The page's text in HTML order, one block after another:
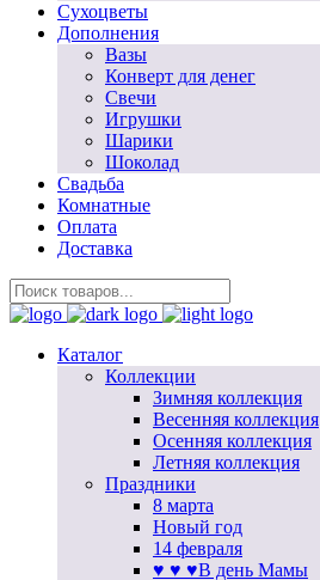
Сухоцветы
Дополнения
Вазы
Конверт для денег
Свечи
Игрушки
Шарики
Шоколад
Свадьба
Комнатные
Оплата
Доставка
Каталог
Коллекции
Зимняя коллекция
Весенняя коллекция
Осенняя коллекция
Летняя коллекция
Праздники
8 марта
Новый год
14 февраля
♥ ♥ ♥В день Мамы